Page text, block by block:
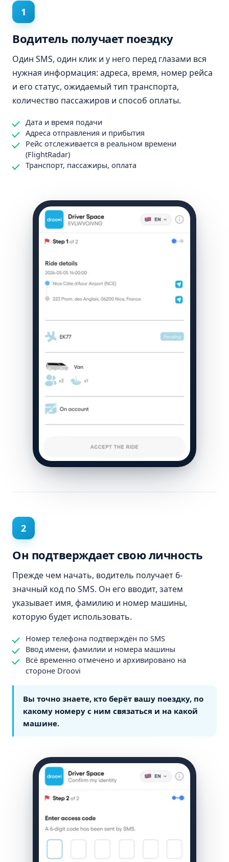
1
Водитель получает поездку
Один SMS, один клик и у него перед глазами вся
нужная информация: адреса, время, номер рейса
и его статус, ожидаемый тип транспорта,
количество пассажиров и способ оплаты.
Дата и время подачи
Адреса отправления и прибытия
Рейс отслеживается в реальном времени
(FlightRadar)
Транспорт, пассажиры, оплата
2
Он подтверждает свою личность
Прежде чем начать, водитель получает 6-
значный код по SMS. Он его вводит, затем
указывает имя, фамилию и номер машины,
которую будет использовать.
Номер телефона подтверждён по SMS
Ввод имени, фамилии и номера машины
Всё временно отмечено и архивировано на
стороне Droovi
Вы точно знаете, кто берёт вашу поездку, по
какому номеру с ним связаться и на какой
машине.